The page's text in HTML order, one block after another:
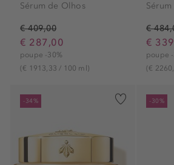
Sérum de Olhos
€ 409,00
€ 287,00
poupe -30%
(€ 1913,33 / 100 ml)
€
€
poupe
(€
-34% -30%